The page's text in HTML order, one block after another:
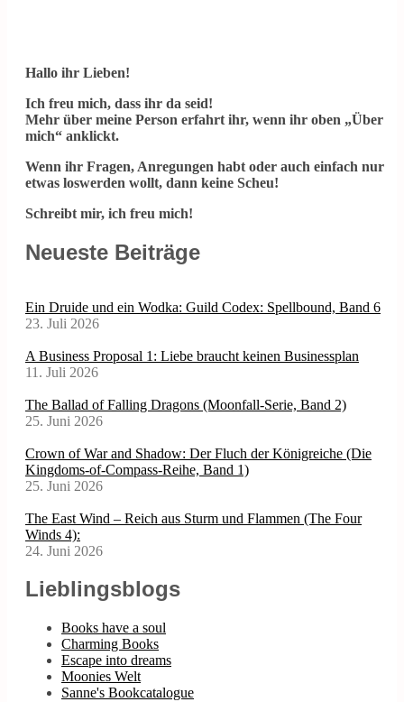
Hallo ihr Lieben!
Ich freu mich, dass ihr da seid!
Mehr über meine Person erfahrt ihr, wenn ihr oben „Über
mich“ anklickt.
Wenn ihr Fragen, Anregungen habt oder auch einfach nur
etwas loswerden wollt, dann keine Scheu!
Schreibt mir, ich freu mich!
Neueste Beiträge
Ein Druide und ein Wodka: Guild Codex: Spellbound, Band 6
23. Juli 2026
A Business Proposal 1: Liebe braucht keinen Businessplan
11. Juli 2026
The Ballad of Falling Dragons (Moonfall-Serie, Band 2)
25. Juni 2026
Crown of War and Shadow: Der Fluch der Königreiche (Die
Kingdoms-of-Compass-Reihe, Band 1)
25. Juni 2026
The East Wind – Reich aus Sturm und Flammen (The Four
Winds 4):
24. Juni 2026
Lieblingsblogs
Books have a soul
Charming Books
Escape into dreams
Moonies Welt
Sanne's Bookcatalogue